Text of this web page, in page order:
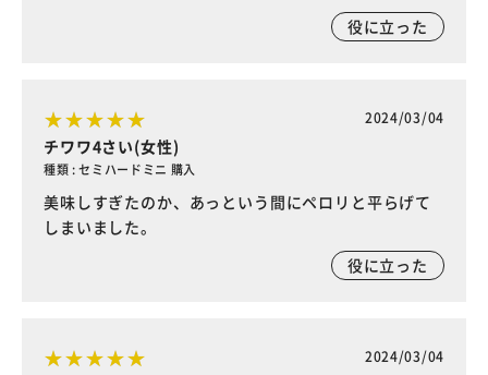
役に立った
2024/03/04
チワワ4さい(女性)
種類 : セミハードミニ 購入
美味しすぎたのか、あっという間にペロリと平らげて
しまいました。
役に立った
2024/03/04